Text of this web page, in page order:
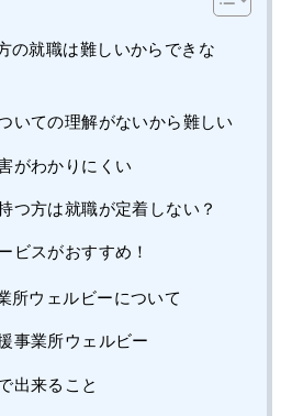
の就職は難しいからできな
いての理解がないから難しい
がわかりにくい
つ方は就職が定着しない？
ビスがおすすめ！
所ウェルビーについて
事業所ウェルビー
出来ること